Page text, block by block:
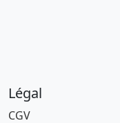
Légal
CGV